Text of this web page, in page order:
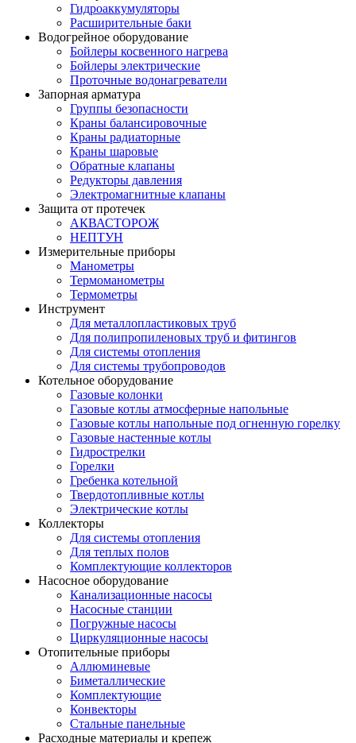
Гидроаккумуляторы
Расширительные баки
Водогрейное оборудование
Бойлеры косвенного нагрева
Бойлеры электрические
Проточные водонагреватели
Запорная арматура
Группы безопасности
Краны балансировочные
Краны радиаторные
Краны шаровые
Обратные клапаны
Редукторы давления
Электромагнитные клапаны
Защита от протечек
АКВАСТОРОЖ
НЕПТУН
Измерительные приборы
Манометры
Термоманометры
Термометры
Инструмент
Для металлопластиковых труб
Для полипропиленовых труб и фитингов
Для системы отопления
Для системы трубопроводов
Котельное оборудование
Газовые колонки
Газовые котлы атмосферные напольные
Газовые котлы напольные под огненную горелку
Газовые настенные котлы
Гидрострелки
Горелки
Гребенка котельной
Твердотопливные котлы
Электрические котлы
Коллекторы
Для системы отопления
Для теплых полов
Комплектующие коллекторов
Насосное оборудование
Канализационные насосы
Насосные станции
Погружные насосы
Циркуляционные насосы
Отопительные приборы
Аллюминевые
Биметаллические
Комплектующие
Конвекторы
Стальные панельные
Расходные материалы и крепеж